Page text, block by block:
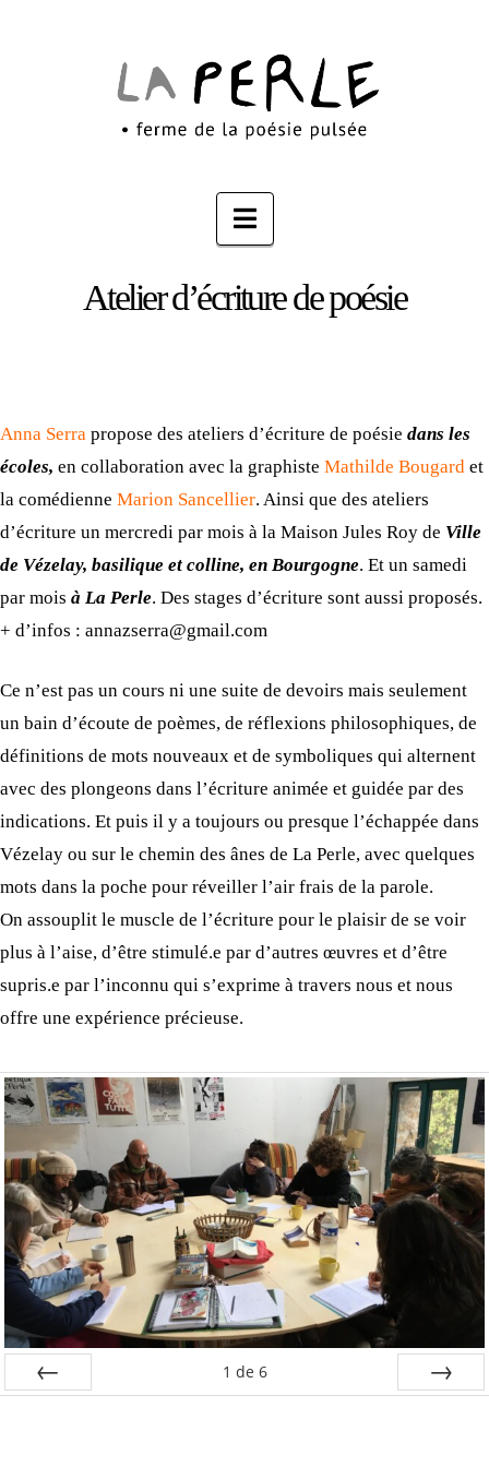
Navigation
Atelier d’écriture de poésie
Anna Serra propose des ateliers d’écriture de poésie dans les
écoles, en collaboration avec la graphiste Mathilde Bougard et
la comédienne Marion Sancellier. Ainsi que des ateliers
d’écriture un mercredi par mois à la Maison Jules Roy de Ville
de Vézelay, basilique et colline, en Bourgogne. Et un samedi
par mois à La Perle. Des stages d’écriture sont aussi proposés.
+ d’infos : annazserra@gmail.com
Ce n’est pas un cours ni une suite de devoirs mais seulement
un bain d’écoute de poèmes, de réflexions philosophiques, de
définitions de mots nouveaux et de symboliques qui alternent
avec des plongeons dans l’écriture animée et guidée par des
indications. Et puis il y a toujours ou presque l’échappée dans
Vézelay ou sur le chemin des ânes de La Perle, avec quelques
mots dans la poche pour réveiller l’air frais de la parole.
On assouplit le muscle de l’écriture pour le plaisir de se voir
plus à l’aise, d’être stimulé.e par d’autres œuvres et d’être
supris.e par l’inconnu qui s’exprime à travers nous et nous
offre une expérience précieuse.
1 de 6